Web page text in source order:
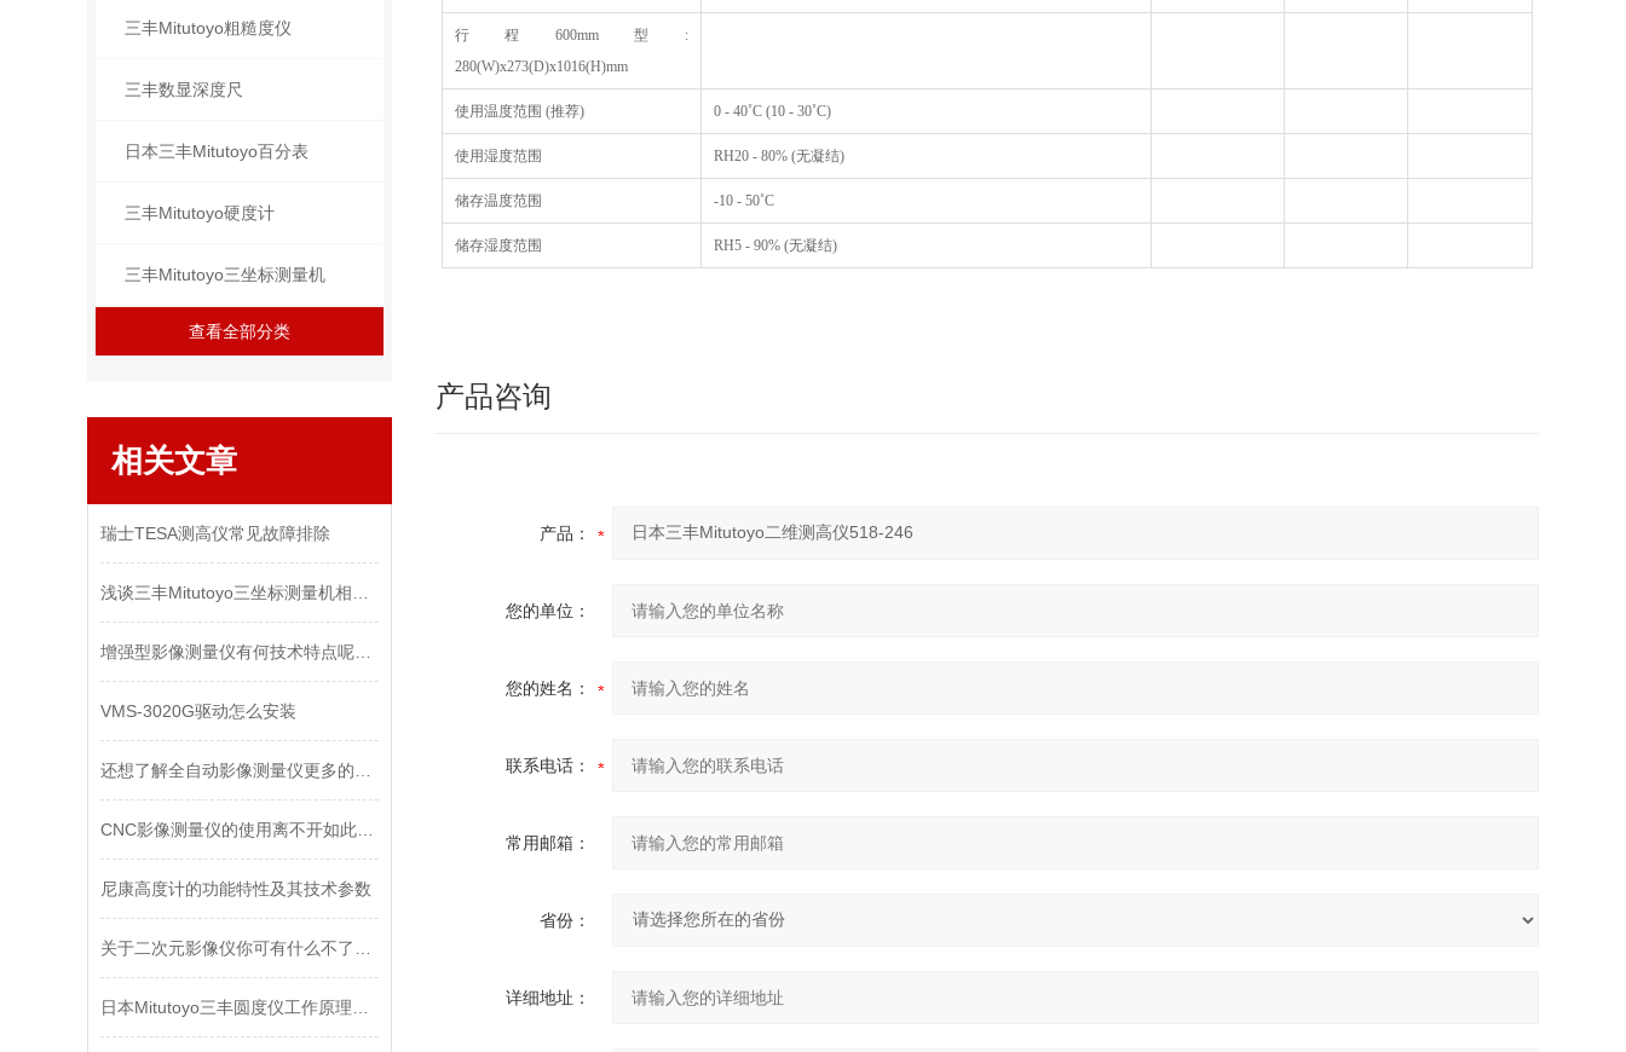
三丰Mitutoyo粗糙度仪
三丰数显深度尺
日本三丰Mitutoyo百分表
三丰Mitutoyo硬度计
三丰Mitutoyo三坐标测量机
查看全部分类
相关文章
瑞士TESA测高仪常见故障排除
VMS-3020G驱动怎么安装
尼康高度计的功能特性及其技术参数
行程600mm型:
280(W)x273(D)x1016(H)mm
使用温度范围 (推荐) 0 - 40˚C (10 - 30˚C)
使用湿度范围 RH20 - 80% (无凝结)
储存温度范围 -10 - 50˚C
储存湿度范围 RH5 - 90% (无凝结)
产品咨询
产品：
您的单位：
您的姓名：
联系电话：
常用邮箱：
省份：
详细地址：